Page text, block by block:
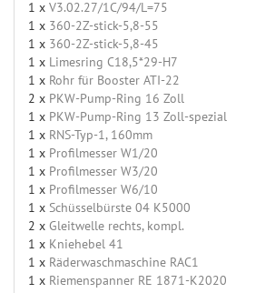
1 x V3.02.27/1C/94/L=75
1 x 360-2Z-stick-5,8-55
1 x 360-2Z-stick-5,8-45
1 x Limesring C18,5*29-H7
1 x Rohr für Booster ATI-22
2 x PKW-Pump-Ring 16 Zoll
1 x PKW-Pump-Ring 13 Zoll-spezial
1 x RNS-Typ-1, 160mm
1 x Profilmesser W1/20
1 x Profilmesser W3/20
1 x Profilmesser W6/10
1 x Schüsselbürste 04 K5000
2 x Gleitwelle rechts, kompl.
1 x Kniehebel 41
1 x Räderwaschmaschine RAC1
1 x Riemenspanner RE 1871-K2020